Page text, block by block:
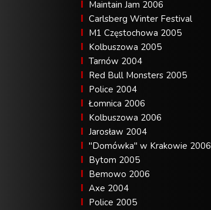
Maintain Jam 2006
Carlsberg Winter Festival
M1 Częstochowa 2005
Kolbuszowa 2005
Tarnów 2004
Red Bull Monsters 2005
Police 2004
Łomnica 2006
Kolbuszowa 2006
Jarosław 2004
"Domówka" w Krakowie 2006
Bytom 2005
Bemowo 2006
Axe 2004
Police 2005